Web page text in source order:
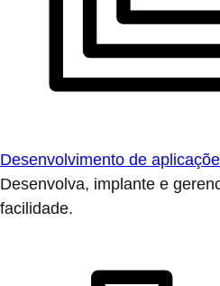
Desenvolvimento de
Desenvolva, implante e
facilidade.